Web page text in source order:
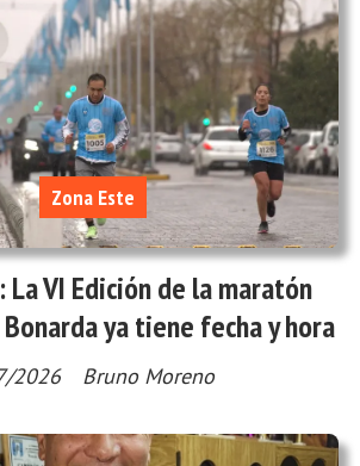
La VI Edición de la maratón
ya tiene fecha y hora
Bruno Moreno
Zona Este
2026